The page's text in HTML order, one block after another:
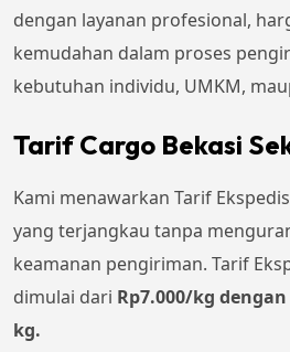
dengan layanan profesional,
kemudahan dalam proses
kebutuhan individu, UMKM,
Tarif Cargo Bekasi
Kami menawarkan Tarif
yang terjangkau tanpa
keamanan pengiriman. Tarif
dimulai dari Rp7.000/kg
kg.